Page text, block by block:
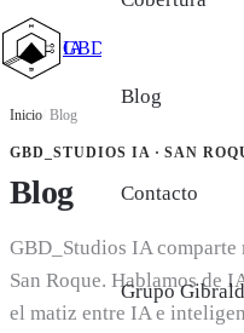
GBD_Studios IA
Blog
Contacto
Grupo
Inicio Blog
GBD_STUDIOS IA · SAN
Blog
GBD_Studios IA
San Roque. Hablamos de
el matiz entre IA e